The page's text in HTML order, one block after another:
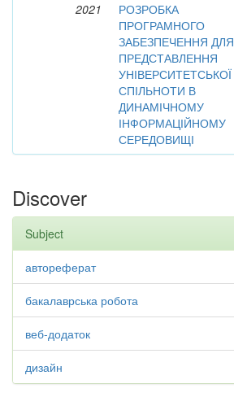
2021
РОЗРОБКА
ПРОГРАМНОГО
ЗАБЕЗПЕЧЕННЯ ДЛЯ
ПРЕДСТАВЛЕННЯ
УНІВЕРСИТЕТСЬКОЇ
СПІЛЬНОТИ В
ДИНАМІЧНОМУ
ІНФОРМАЦІЙНОМУ
СЕРЕДОВИЩІ
Discover
Subject
автореферат
бакалаврська робота
веб-додаток
дизайн